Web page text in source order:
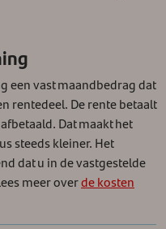
een vast maandbedrag dat
rentedeel. De rente betaalt
Dat maakt het
steeds kleiner. Het
dat u in de vastgestelde
meer overde kosten